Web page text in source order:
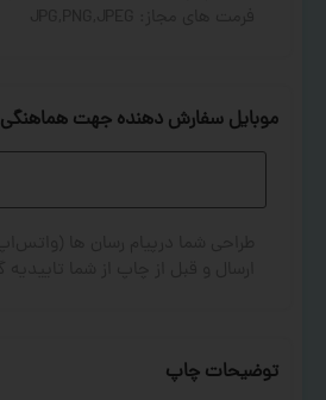
موبایل سفارش دهنده جهت هماهنگی
توضیحات چاپ